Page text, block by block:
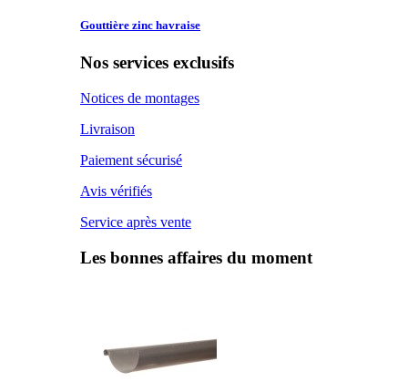
Gouttière zinc havraise
Nos services exclusifs
Notices de montages
Livraison
Paiement sécurisé
Avis vérifiés
Service après vente
Les bonnes affaires du moment